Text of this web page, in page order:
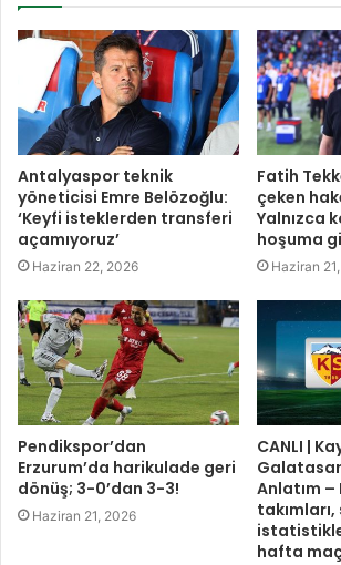
Antalyaspor teknik
yöneticisi Emre Belözoğlu:
‘Keyfi isteklerden transferi
açamıyoruz’
Haziran 22, 2026
Fatih
çeken
Yalnızca
hoşuma
Haziran
Pendikspor’dan
Erzurum’da harikulade geri
dönüş; 3-0’dan 3-3!
Haziran 21, 2026
CANLI |
Anlatım –
hafta